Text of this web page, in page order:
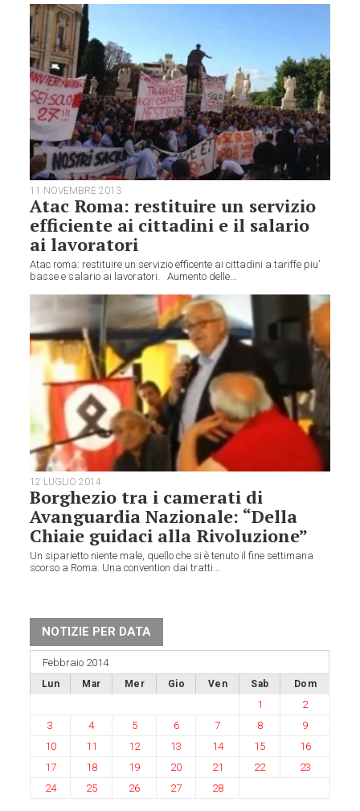
11 NOVEMBRE 2013
Atac Roma: restituire un servizio
efficiente ai cittadini e il salario
ai lavoratori
Atac roma: restituire un servizio efficente ai cittadini a tariffe piu’
basse e salario ai lavoratori. Aumento delle...
12 LUGLIO 2014
Borghezio tra i camerati di
Avanguardia Nazionale: “Della
Chiaie guidaci alla Rivoluzione”
Un siparietto niente male, quello che si è tenuto il fine settimana
scorso a Roma. Una convention dai tratti...
NOTIZIE PER DATA
Febbraio 2014
Lun Mar Mer Gio Ven Sab Dom
1
2
3
4 5 6 7 8
9
10
11 12 13 14 15
16
17
18 19 20 21 22
23
24
25 26 27 28